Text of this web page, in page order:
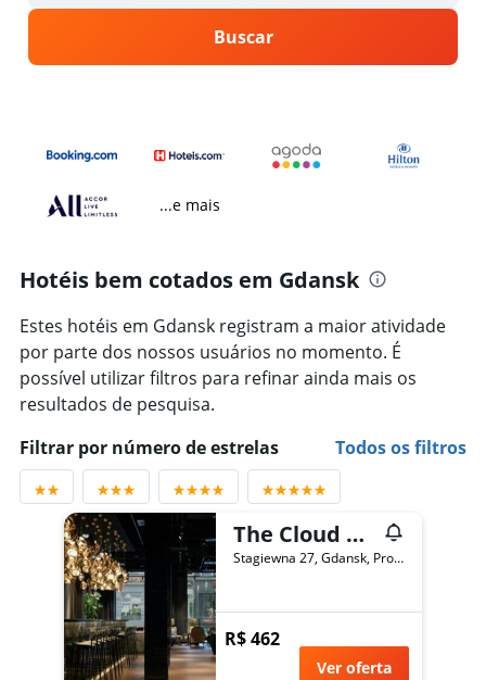
Buscar
...e mais
Hotéis bem cotados em Gdansk
Estes hotéis em Gdansk registram a maior atividade
por parte dos nossos usuários no momento. É
possível utilizar filtros para refinar ainda mais os
resultados de pesquisa.
Filtrar por número de estrelas
Todos os filtros
The Cloud One Gdansk
Stagiewna 27, Gdansk, Província de Pomerânia, Polônia
R$ 462
Ver oferta